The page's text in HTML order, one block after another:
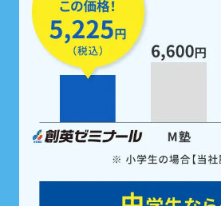
5教科すべての
無料で支援
家庭学習用教材も
定期テスト前は「無料」で受け
ゼミで、5科目すべての点数アッ
ト。また、受講科目に関わらず5
勉強にご活用いただけます。
※中